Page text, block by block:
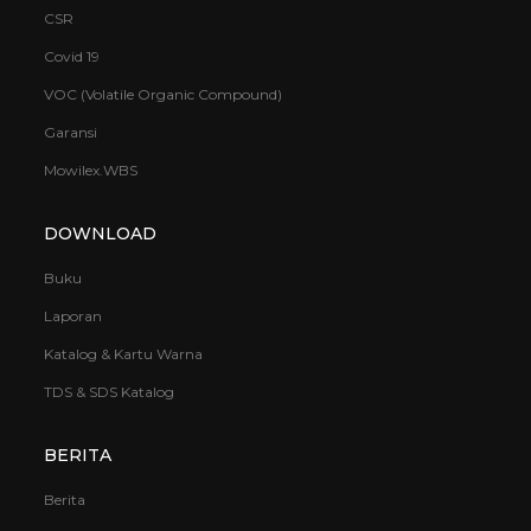
CSR
Covid 19
VOC (Volatile Organic Compound)
Garansi
Mowilex.WBS
DOWNLOAD
Buku
Laporan
Katalog & Kartu Warna
TDS & SDS Katalog
BERITA
Berita